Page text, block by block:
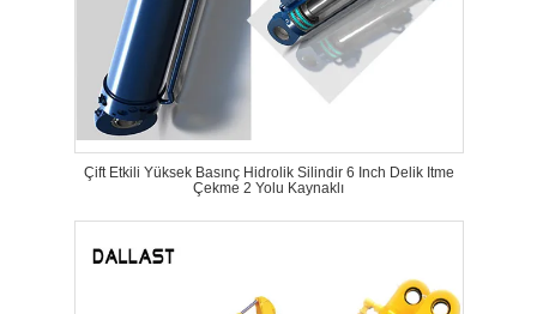
Çift Etkili Yüksek Basınç Hidrolik Silindir 6 Inch Delik Itme
Çekme 2 Yolu Kaynaklı